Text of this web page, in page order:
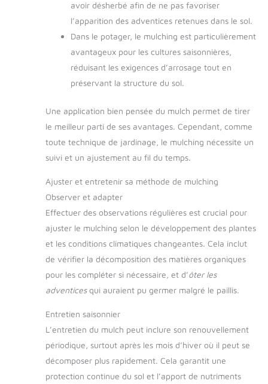
avoir désherbé afin de ne pas favoriser
l’apparition des adventices retenues dans le sol.
Dans le potager, le mulching est particulièrement
avantageux pour les cultures saisonnières,
réduisant les exigences d’arrosage tout en
préservant la structure du sol.
Une application bien pensée du mulch permet de tirer
le meilleur parti de ses avantages. Cependant, comme
toute technique de jardinage, le mulching nécessite un
suivi et un ajustement au fil du temps.
Ajuster et entretenir sa méthode de mulching
Observer et adapter
Effectuer des observations régulières est crucial pour
ajuster le mulching selon le développement des plantes
et les conditions climatiques changeantes. Cela inclut
de vérifier la décomposition des matières organiques
pour les compléter si nécessaire, et d’ôter les
adventicesqui auraient pu germer malgré le paillis.
Entretien saisonnier
L’entretien du mulch peut inclure son renouvellement
périodique, surtout après les mois d’hiver où il peut se
décomposer plus rapidement. Cela garantit une
protection continue du sol et l’apport de nutriments